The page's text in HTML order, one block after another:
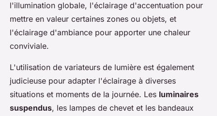
l'illumination globale, l'éclairage d'accentuation pour
mettre en valeur certaines zones ou objets, et
l'éclairage d'ambiance pour apporter une chaleur
conviviale.
L'utilisation de variateurs de lumière est également
judicieuse pour adapter l'éclairage à diverses
situations et moments de la journée. Les luminaires
suspendus, les lampes de chevet et les bandeaux